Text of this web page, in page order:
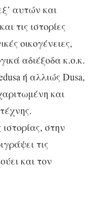
αυτών και
τις ιστορίες
οικογένειες,
αδιέξοδα κ.ο.κ.
ή αλλιώς Dusa,
και
στην
τις
και τον